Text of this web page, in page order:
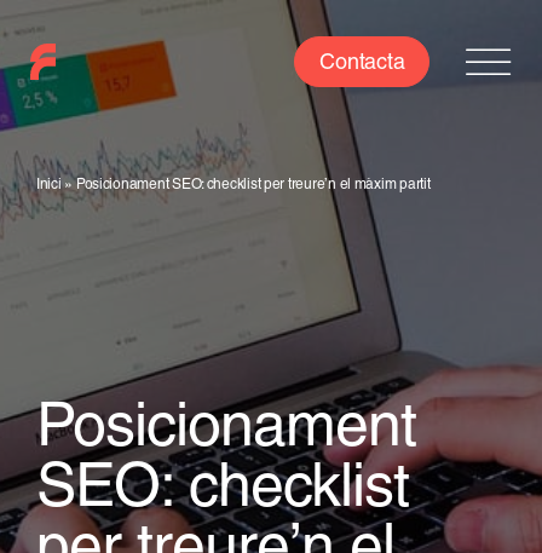
content
Contacta
Inici»Posicionament SEO: checklist per treure’n el màxim partit
Posicionament
SEO: checklist